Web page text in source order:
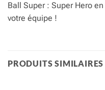
Ball Super : Super Hero
votre équipe !
PRODUITS SIMILAIRES